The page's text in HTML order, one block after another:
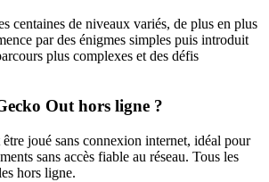
centaines de niveaux variés, de plus en plus
par des énigmes simples puis introduit
plus complexes et des défis
Out hors ligne ?
joué sans connexion internet, idéal pour
sans accès fiable au réseau. Tous les
hors ligne.